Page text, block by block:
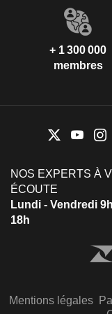
+ 1 300 000
membres
NOS EXPERTS À
ÉCOUTE
Lundi - Vendredi
18h
Mentions légales